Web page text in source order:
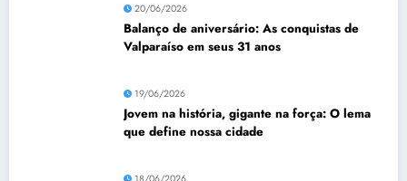
20/06/2026
Balanço de aniversário: As conquistas de
Valparaíso em seus 31 anos
19/06/2026
Jovem na história, gigante na força: O lema
que define nossa cidade